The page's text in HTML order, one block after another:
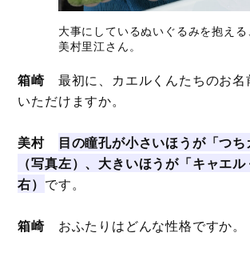
大事にしているぬいぐるみを抱え
美村里江さん。
箱崎 最初に、カエルくんたちのお名
いただけますか。
美村 目の瞳孔が小さいほうが「つち
（写真左）、大きいほうが「キャエ
右） です。
箱崎 おふたりはどんな性格ですか。